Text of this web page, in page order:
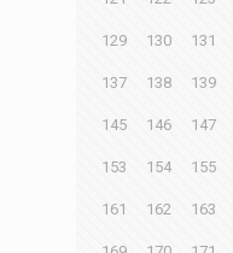
129 130 131
137 138 139
145 146 147
153 154 155
161 162 163